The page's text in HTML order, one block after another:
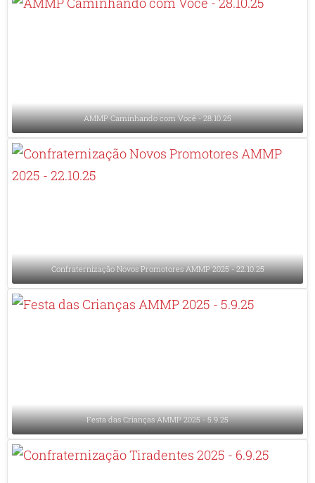
AMMP Caminhando com Você - 28.10.25
Confraternização Novos Promotores AMMP 2025 - 22.10.25
Festa das Crianças AMMP 2025 - 5.9.25